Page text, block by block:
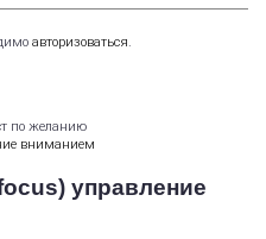
авторизоваться.
по желанию
управление